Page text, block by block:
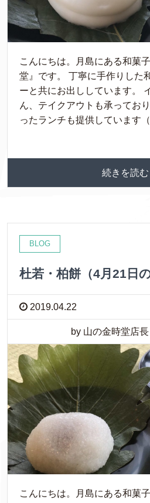
こんにちは。月島にある和菓
堂』です。 丁寧に手作りした
ーと共にお出ししています。
ん、テイクアウトも承ってお
ったランチも提供しています
続きを読
BLOG
杜若・柏餅（4月21日の
2019.04.22
by 山の金時堂店長
こんにちは。月島にある和菓